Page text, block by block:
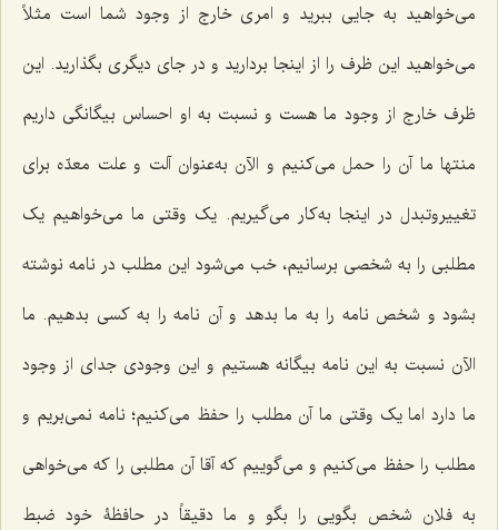
می‌خواهید به جایی ببرید و امری خارج از وجود شما است مثلاً
می‌خواهید این ظرف را از اینجا بردارید و در جای دیگری بگذارید. این
ظرف خارج از وجود ما هست و نسبت به او احساس بیگانگی داریم
منتها ما آن را حمل می‌کنیم و الآن به‌عنوان آلت و علت معدّه برای
تغییروتبدل در اینجا به‌کار می‌گیریم. یک وقتی ما می‌خواهیم یک
مطلبی را به شخصی برسانیم، خب می‌شود این مطلب در نامه نوشته
بشود و شخص نامه را به ما بدهد و آن نامه را به کسی بدهیم. ما
الآن نسبت به این نامه بیگانه هستیم و این وجودی جدای از وجود
ما دارد اما یک وقتی ما آن مطلب را حفظ می‌کنیم؛ نامه نمی‌بریم و
مطلب را حفظ می‌کنیم و می‌گوییم که آقا آن مطلبی را که می‌خواهی
به فلان شخص بگویی را بگو و ما دقیقاً در حافظۀ خود ضبط